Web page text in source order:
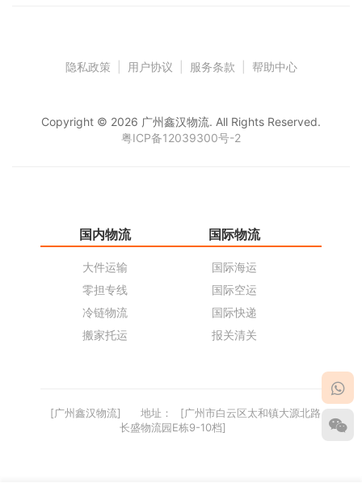
隐私政策 用户协议 服务条款 帮助中心
Copyright © 2026 广州鑫汉物流. All Rights Reserved.
粤ICP备12039300号-2
国内物流
大件运输
零担专线
冷链物流
搬家托运
国际物流
国际海运
国际空运
国际快递
报关清关
[广州鑫汉物流] 地址：
[广州市白云区太和镇大源北路
长盛物流园E栋9-10档]